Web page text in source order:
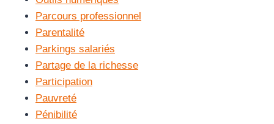
Parcours professionnel
Parentalité
Parkings salariés
Partage de la richesse
Participation
Pauvreté
Pénibilité